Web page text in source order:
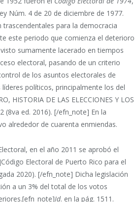
Núm. 4 de 20 de diciembre de 1977.
para la democracia
este periodo que comienza el deterioro
sumamente lacerado en tiempos
electoral, pasando de un criterio
de los asuntos electorales de
políticos, principalmente los del
HISTORIA DE LAS ELECCIONES Y LOS
(8va ed. 2016). [/efn_note] En la
alrededor de cuarenta enmiendas.
en el año 2011 se aprobó el
Electoral de Puerto Rico para el
2020). [/efn_note] Dicha legislación
a un 3% del total de los votos
Id. en la pág. 1511.